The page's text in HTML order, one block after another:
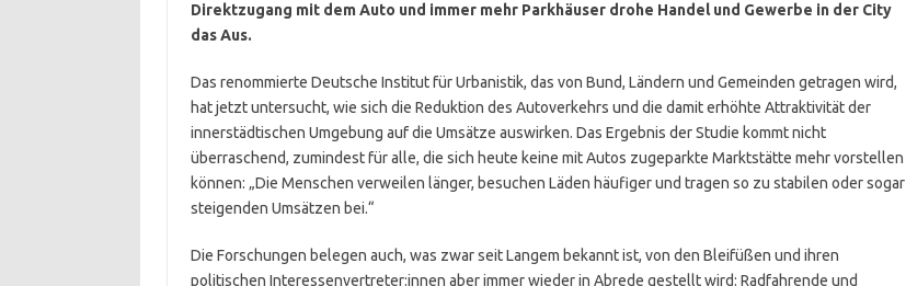
Direktzugang mit dem Auto und immer mehr Parkhäuser drohe Handel und Gewerbe in der City
das Aus.
Das renommierte Deutsche Institut für Urbanistik, das von Bund, Ländern und Gemeinden getragen wird,
hat jetzt untersucht, wie sich die Reduktion des Autoverkehrs und die damit erhöhte Attraktivität der
innerstädtischen Umgebung auf die Umsätze auswirken. Das Ergebnis der Studie kommt nicht
überraschend, zumindest für alle, die sich heute keine mit Autos zugeparkte Marktstätte mehr vorstellen
können: „Die Menschen verweilen länger, besuchen Läden häufiger und tragen so zu stabilen oder sogar
steigenden Umsätzen bei.“
Die Forschungen belegen auch, was zwar seit Langem bekannt ist, von den Bleifüßen und ihren
politischen Interessenvertreter:innen aber immer wieder in Abrede gestellt wird: Radfahrende und